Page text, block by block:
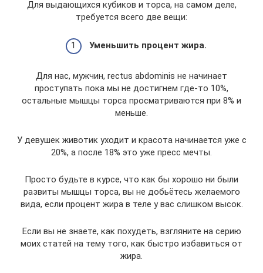
Для выдающихся кубиков и торса, на самом деле,
требуется всего две вещи:
Уменьшить процент жира.
Для нас, мужчин, rectus abdominis не начинает
проступать пока мы не достигнем где-то 10%,
остальные мышцы торса просматриваются при 8% и
меньше.
У девушек животик уходит и красота начинается уже с
20%, а после 18% это уже пресс мечты.
Просто будьте в курсе, что как бы хорошо ни были
развиты мышцы торса, вы не добьётесь желаемого
вида, если процент жира в теле у вас слишком высок.
Если вы не знаете, как похудеть, взгляните на серию
моих статей на тему того, как быстро избавиться от
жира.